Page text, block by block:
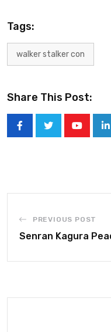
Tags:
walker stalker con
Share This Post:
PREVIOUS POST
Senran Kagura